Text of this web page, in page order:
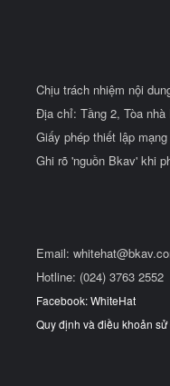
Chịu trách nhiệm nội
Địa chỉ: Tầng 2, Tòa
Giấy phép thiết lập
Ghi rõ 'nguồn Bkav' khi
Email:
Hotline: (024) 3763 2552
Facebook: WhiteHat
Quy định và điều khoản sử